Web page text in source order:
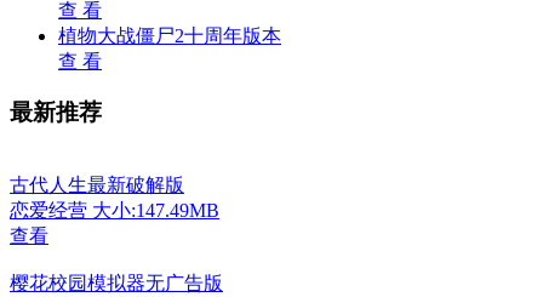
查 看
植物大战僵尸2十周年版本
查 看
最新推荐
古代人生最新破解版
恋爱经营 大小:147.49MB
查看
樱花校园模拟器无广告版